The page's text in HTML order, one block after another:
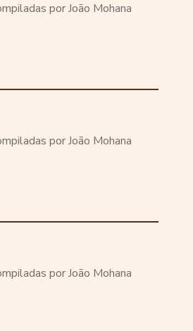
por João Mohana
por João Mohana
por João Mohana